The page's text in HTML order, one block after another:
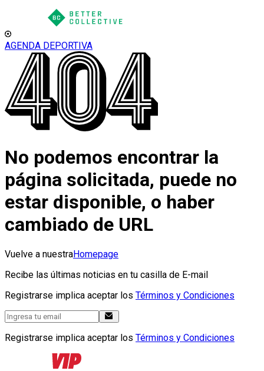
AGENDA DEPORTIVA
No podemos encontrar la
página solicitada, puede no
estar disponible, o haber
cambiado de URL
Vuelve a nuestraHomepage
Recibe las últimas noticias en tu casilla de E-mail
Registrarse implica aceptar los Términos y Condiciones
Registrarse implica aceptar los Términos y Condiciones